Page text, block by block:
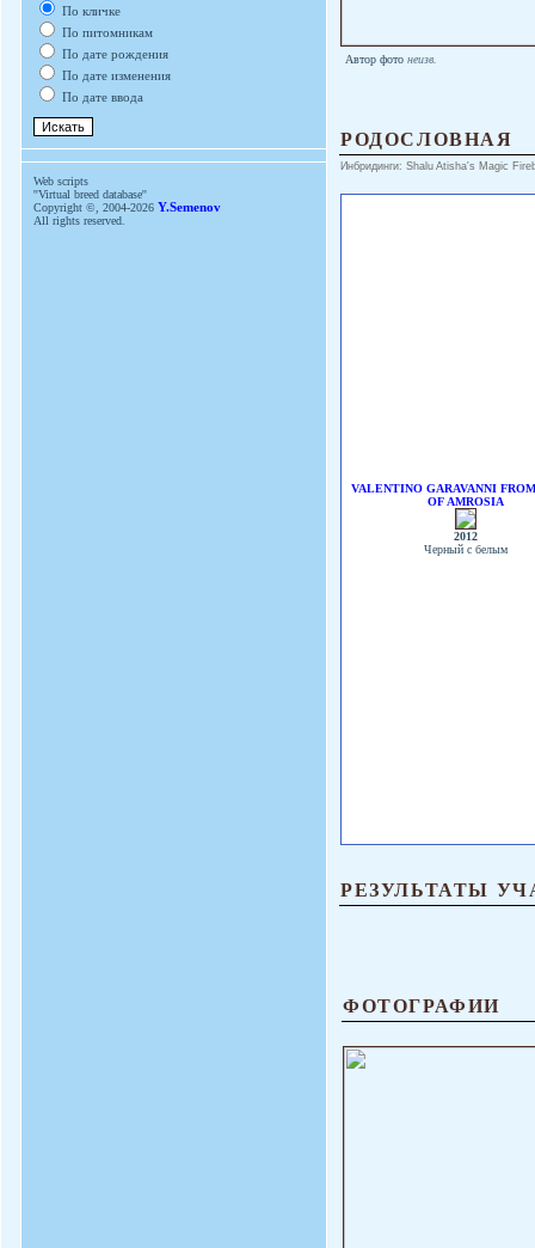
По кличке
По питомникам
По дате рождения
По дате изменения
По дате ввода
Web scripts
''Virtual breed database''
Copyright ©, 2004-2026 Y.Semenov
All rights reserved.
Автор фото неизв.
РОДОСЛОВНАЯ
Инбридинги: Shalu Atisha's Magic
VALENTINO GARAVANNI
OF AMROSIA
2012
Черный с белым
РЕЗУЛЬТАТЫ
ФОТОГРАФИИ